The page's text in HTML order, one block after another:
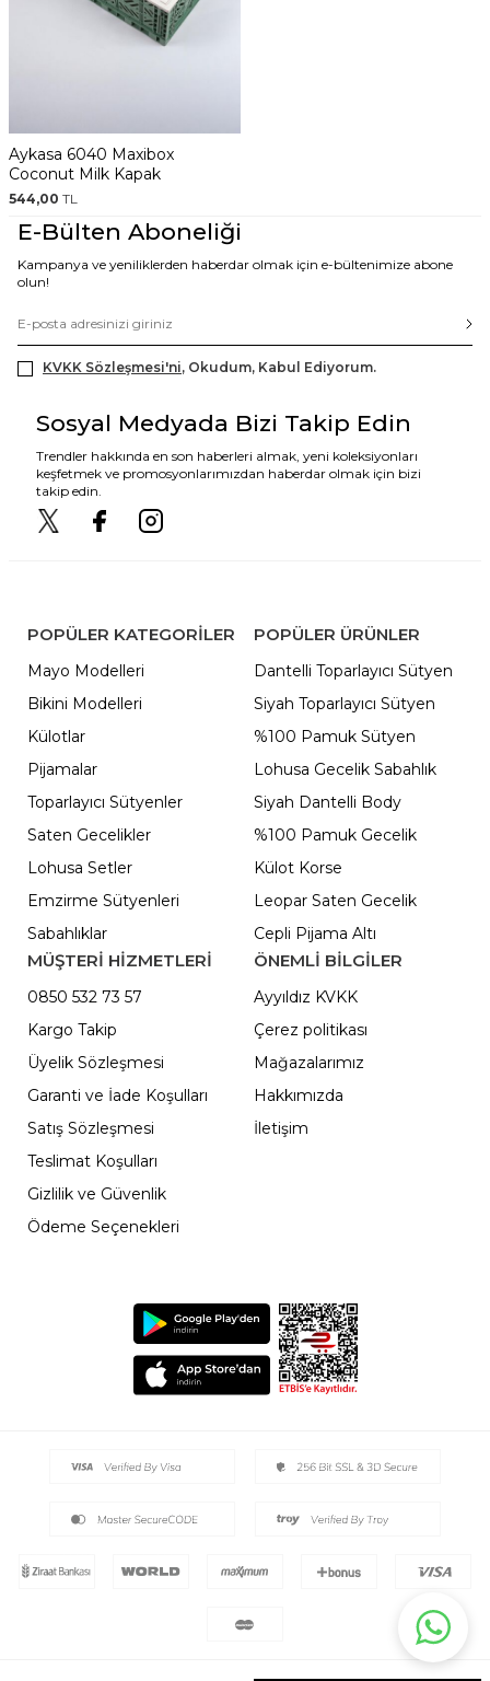
Aykasa 6040 Maxibox
Coconut Milk Kapak
544,00 TL
E-Bülten Aboneliği
Kampanya ve yeniliklerden haberdar olmak için e-bültenimize abone
olun!
KVKK Sözleşmesi'ni, Okudum, Kabul Ediyorum.
Sosyal Medyada Bizi Takip Edin
Trendler hakkında en son haberleri almak, yeni koleksiyonları
keşfetmek ve promosyonlarımızdan haberdar olmak için bizi
takip edin.
POPÜLER KATEGORILER
Mayo Modelleri
Bikini Modelleri
Külotlar
Pijamalar
Toparlayıcı Sütyenler
Saten Gecelikler
Lohusa Setler
Emzirme Sütyenleri
Sabahlıklar
POPÜLER ÜRÜNLER
Dantelli Toparlayıcı Sütyen
Siyah Toparlayıcı Sütyen
%100 Pamuk Sütyen
Lohusa Gecelik Sabahlık
Siyah Dantelli Body
%100 Pamuk Gecelik
Külot Korse
Leopar Saten Gecelik
Cepli Pijama Altı
MÜŞTERİ HİZMETLERİ
0850 532 73 57
Kargo Takip
Üyelik Sözleşmesi
Garanti ve İade Koşulları
Satış Sözleşmesi
Teslimat Koşulları
Gizlilik ve Güvenlik
Ödeme Seçenekleri
ÖNEMLI BILGILER
Ayyıldız KVKK
Çerez politikası
Mağazalarımız
Hakkımızda
İletişim
2026 © Ayyıldız Tüm Haklar Saklıdır.